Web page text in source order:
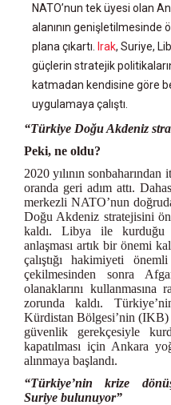
NATO’nun tek üyesi olan
alanının genişletilmesinde
plana çıkartı.
Irak, Suriye,
güçlerin stratejik
katmadan kendisine göre
uygulamaya çalıştı.
“Türkiye Doğu Akdeniz
Peki, ne oldu?
2020 yılının
oranda geri adım attı.
merkezli NATO’nun
Doğu Akdeniz stratejisini
kaldı. Libya ile kurduğu
anlaşması artık bir önemi
çalıştığı hakimiyeti
çekilmesinden sonra
olanaklarını
zorunda kaldı.
Kürdistan Bölgesi’nin (IKB)
güvenlik gerekçesiyle
kapatılması için Ankara
alınmaya başlandı.
“Türkiye’nin krize
Suriye bulunuyor”